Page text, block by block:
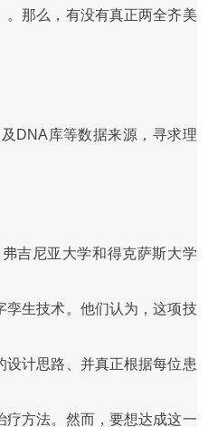
。那么，有没有真正两全齐美
DNA库等数据来源，寻求理
吉尼亚大学和得克萨斯大学
孪生技术。他们认为，这项技
计思路、并真正根据每位患
疗方法。然而，要想达成这一